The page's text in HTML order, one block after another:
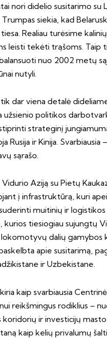
nori didelio susitarimo su
siekia, kad
Realiau turėsime
leisti tekėti trąšoms. Taip
nuo 2002 metų
nutyli.
tik dar viena detalė
užsienio politikos
strateginį
Rusija ir Kinija.
sąrašo.
Aziją su Pietų
į infrastruktūrą, kuri
muitinių ir logistikos
tiesiogiau sujungtų
lokomotyvų dalių
apie susitarimą,
ir Uzbekistane.
kaip svarbiausia
reikšmingus rodiklius –
ir investicijų
kaip kelių privalumų